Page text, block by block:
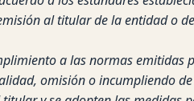
al titular de la entidad o
a las normas emitidas
omisión o incumpliendo